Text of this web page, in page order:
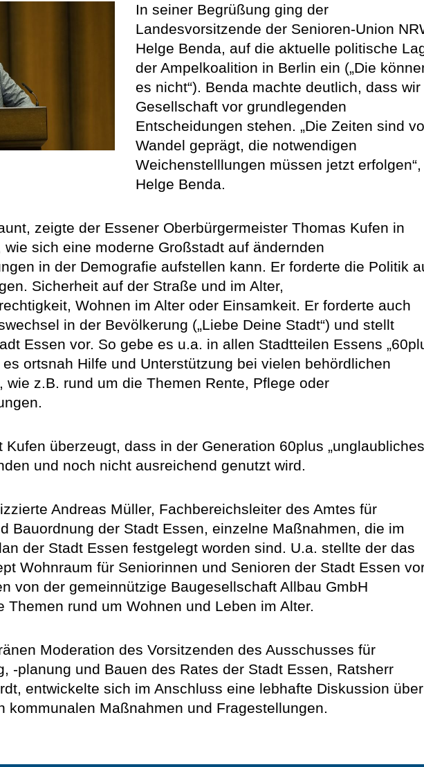
In seiner Begrüßung ging der
Landesvorsitzende der Senioren-Union
Helge Benda, auf die aktuelle politische
der Ampelkoalition in Berlin ein („Die
es nicht“). Benda machte deutlich, dass wir
Gesellschaft vor grundlegenden
Entscheidungen stehen. „Die Zeiten sind
Wandel geprägt, die notwendigen
Weichenstelllungen müssen jetzt erfolgen“,
Helge Benda.
zeigte der Essener Oberbürgermeister Thomas Kufen in
wie sich eine moderne Großstadt auf ändernden
in der Demografie aufstellen kann. Er forderte die Politik
Sicherheit auf der Straße und im Alter,
Wohnen im Alter oder Einsamkeit. Er forderte auch
in der Bevölkerung („Liebe Deine Stadt“) und stellt
Essen vor. So gebe es u.a. in allen Stadtteilen Essens
es ortsnah Hilfe und Unterstützung bei vielen behördlichen
wie z.B. rund um die Themen Rente, Pflege oder
Kufen überzeugt, dass in der Generation 60plus „unglaubliches
und noch nicht ausreichend genutzt wird.
Andreas Müller, Fachbereichsleiter des Amtes für
Bauordnung der Stadt Essen, einzelne Maßnahmen, die im
der Stadt Essen festgelegt worden sind. U.a. stellte der das
Wohnraum für Seniorinnen und Senioren der Stadt Essen
von der gemeinnützige Baugesellschaft Allbau GmbH
Themen rund um Wohnen und Leben im Alter.
Moderation des Vorsitzenden des Ausschusses für
-planung und Bauen des Rates der Stadt Essen, Ratsherr
entwickelte sich im Anschluss eine lebhafte Diskussion über
kommunalen Maßnahmen und Fragestellungen.